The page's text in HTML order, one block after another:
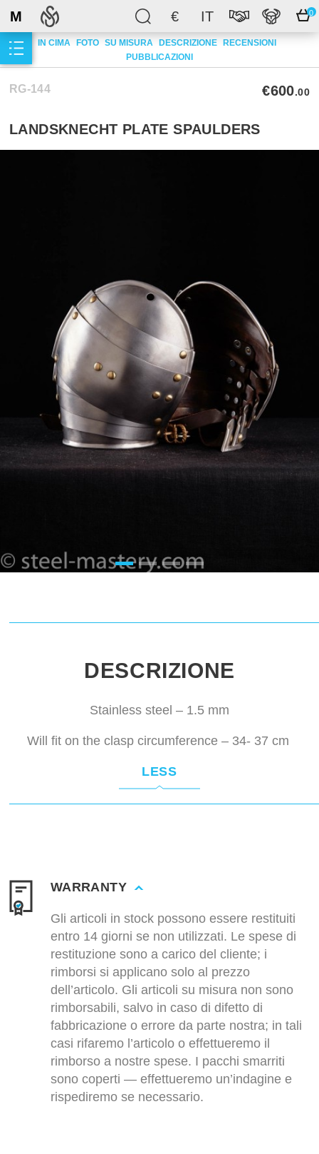
€ IT 0
M
IN CIMA FOTO SU MISURA DESCRIZIONE
RECENSIONI
PUBBLICAZIONI
RG-144 €600.00
LANDSKNECHT PLATE SPAULDERS
DESCRIZIONE
Stainless steel – 1.5 mm
Will fit on the clasp circumference – 34- 37 cm
LESS
WARRANTY
Gli articoli in stock possono essere restituiti
entro 14 giorni se non utilizzati. Le spese di
restituzione sono a carico del cliente; i
rimborsi si applicano solo al prezzo
dell’articolo. Gli articoli su misura non sono
rimborsabili, salvo in caso di difetto di
fabbricazione o errore da parte nostra; in tali
casi rifaremo l’articolo o effettueremo il
rimborso a nostre spese. I pacchi smarriti
sono coperti — effettueremo un’indagine e
rispediremo se necessario.